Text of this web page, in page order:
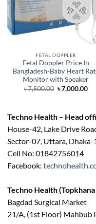
FETAL DOPPLER
Fetal Doppler Price In
Bangladesh-Baby Heart
Monitor with Speaker
৳7,500.00 Original
price
৳7,000.00
Techno Health – Head
House-42, Lake Drive
Sector-07, Uttara, Dhaka-
Cell No: 01842756014
Facebook:
Techno Health
Bagdad Surgical Market
21/A, (1st Floor) Mahbub